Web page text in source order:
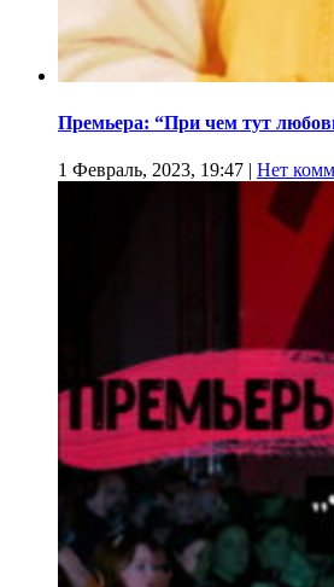
Премьера: “При чем тут
1 Февраль, 2023, 19:47 | Нет